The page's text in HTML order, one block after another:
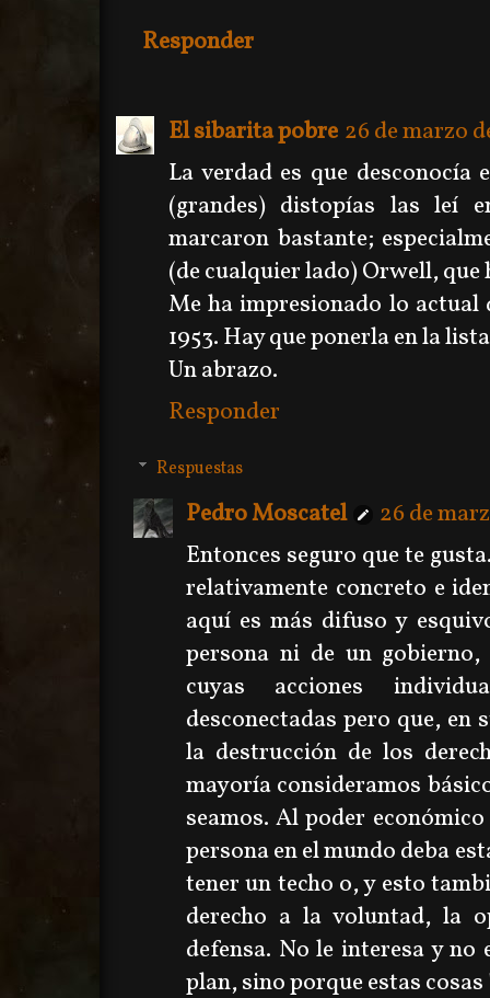
Responder
El sibarita pobre 26 de marzo
La verdad es que
(grandes) distopías las leí
marcaron bastante;
(de cualquier lado) Orwell, que
Me ha impresionado lo actual
1953. Hay que ponerla en la
Un abrazo.
Responder
Respuestas
Pedro Moscatel
26 de
Entonces seguro que te
relativamente concreto e
aquí es más difuso y
persona ni de un
cuyas acciones
desconectadas pero que, en
la destrucción de los
mayoría consideramos
seamos. Al poder
persona en el mundo deba
tener un techo o, y esto
derecho a la voluntad, la
defensa. No le interesa y no
plan, sino porque estas